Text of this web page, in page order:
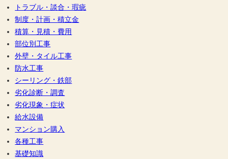
トラブル・談合・瑕疵
制度・計画・積立金
積算・見積・費用
部位別工事
外壁・タイル工事
防水工事
シーリング・鉄部
劣化診断・調査
劣化現象・症状
給水設備
マンション購入
各種工事
基礎知識